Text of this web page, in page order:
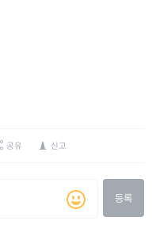
공유 신고
등록